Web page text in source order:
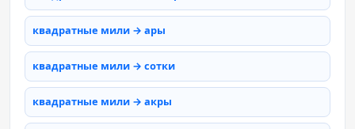
квадратные мили → ары
квадратные мили → сотки
квадратные мили → акры